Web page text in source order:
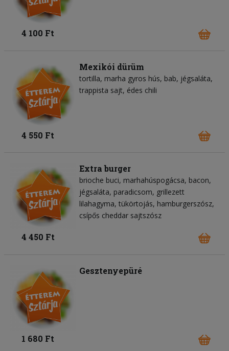
4 100 Ft
Mexikói dürüm
tortilla marha gyros hús bab jégsaláta
trappista sajt édes chili
4 550 Ft
Extra burger
brioche buci marhahúspogácsa bacon
jégsaláta paradicsom grillezett
lilahagyma tükörtojás hamburgerszósz
csípős cheddar sajtszósz
4 450 Ft
Gesztenyepüré
1 680 Ft